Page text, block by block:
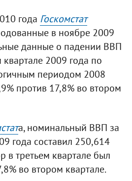
года Госкомстат
в ноябре 2009
данные о падении ВВП
2009 года по
периодом 2008
против 17,8% во втором
а, номинальный ВВП за
года составил 250,614
в третьем квартале был
во втором квартале.